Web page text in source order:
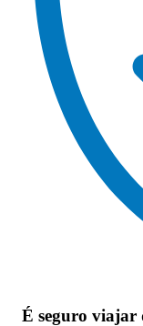
É seguro viajar